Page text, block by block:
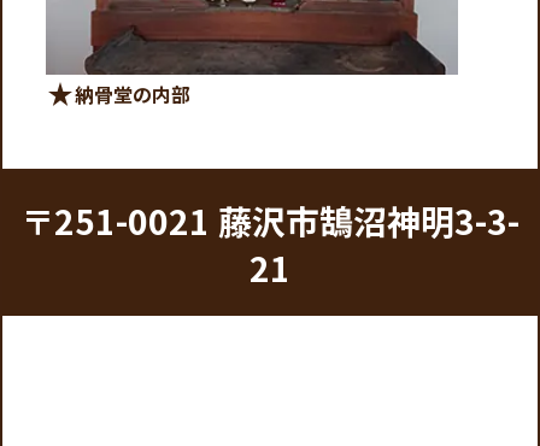
star_rate納骨堂の内部
〒251-0021 藤沢市鵠沼神明3-3-
21